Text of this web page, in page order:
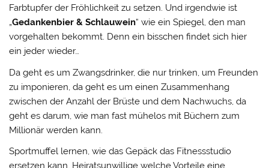
Farbtupfer der Fröhlichkeit zu setzen. Und irgendwie ist
„Gedankenbier & Schlauwein“ wie ein Spiegel, den man
vorgehalten bekommt. Denn ein bisschen findet sich hier
ein jeder wieder…
Da geht es um Zwangsdrinker, die nur trinken, um Freunden
zu imponieren, da geht es um einen Zusammenhang
zwischen der Anzahl der Brüste und dem Nachwuchs, da
geht es darum, wie man fast mühelos mit Büchern zum
Millionär werden kann.
Sportmuffel lernen, wie das Gepäck das Fitnessstudio
ersetzen kann, Heiratsunwillige welche Vorteile eine